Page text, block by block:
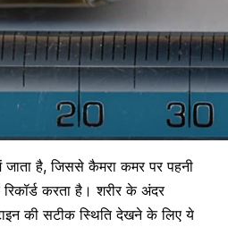
है, जिससे कैमरा कमर पर पहनी
करता है।शरीर के अंदर
की सटीक स्थिति देखने के लिए ये